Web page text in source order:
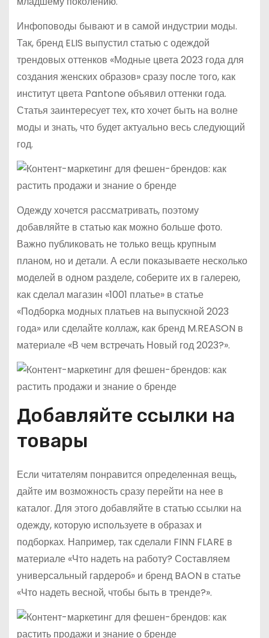
Инфоповоды бывают и в самой индустрии моды.
Так, бренд ELIS выпустил статью с одеждой
трендовых оттенков «Модные цвета 2023 года для
создания женских образов» сразу после того, как
институт цвета Pantone объявил оттенки года.
Статья заинтересует тех, кто хочет быть на волне
моды и знать, что будет актуально весь следующий
год.
Одежду хочется рассматривать, поэтому
добавляйте в статью как можно больше фото.
Важно публиковать не только вещь крупным
планом, но и детали. А если показываете несколько
моделей в одном разделе, соберите их в галерею,
как сделал магазин «1001 платье» в статье
«Подборка модных платьев на выпускной 2023
года» или сделайте коллаж, как бренд M.REASON в
материале «В чем встречать Новый год 2023?».
Добавляйте ссылки на
товары
Если читателям понравится определенная вещь,
дайте им возможность сразу перейти на нее в
каталог. Для этого добавляйте в статью ссылки на
одежду, которую используете в образах и
подборках. Например, так сделали FINN FLARE в
материале «Что надеть на работу? Составляем
универсальный гардероб» и бренд BAON в статье
«Что надеть весной, чтобы быть в тренде?».